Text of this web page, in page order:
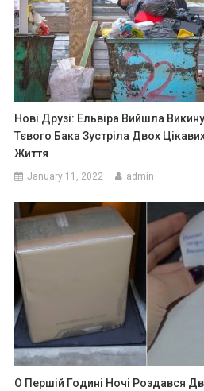
Нові Друзі: Ельвіра Вийшла
Тєвого Бака Зустріла Двох
Життя
January 11, 2022 admin
О Першій Годині Ночі Роздався